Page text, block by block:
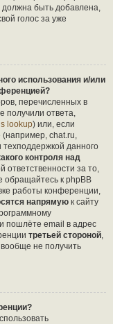
должна быть добавлена,
голос за уже
использования и/или
перечисленных в
получили ответа,
lookup) или, если
chat.ru,
техподдержкой данного
контроля над
ответственности за то,
обращайтесь к phpBB
работы конференции,
напрямую к сайту
пошлёте email в адрес
третьей стороной,
не получить